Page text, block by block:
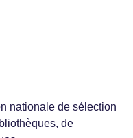
nationale de sélection
de